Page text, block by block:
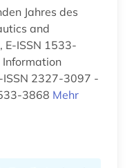
Jahres des
and
2327-3097 -
3868 Mehr